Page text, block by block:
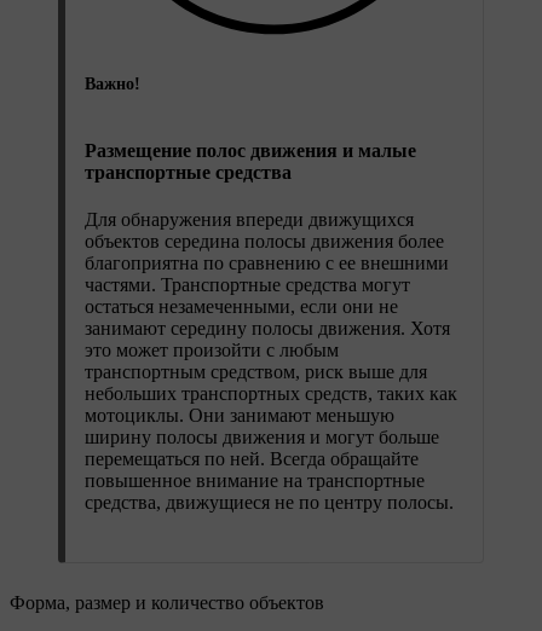
Важно!
Размещение полос движения и малые
транспортные средства
Для обнаружения впереди движущихся
объектов середина полосы движения более
благоприятна по сравнению с ее внешними
частями. Транспортные средства могут
остаться незамеченными, если они не
занимают середину полосы движения. Хотя
это может произойти с любым
транспортным средством, риск выше для
небольших транспортных средств, таких как
мотоциклы. Они занимают меньшую
ширину полосы движения и могут больше
перемещаться по ней. Всегда обращайте
повышенное внимание на транспортные
средства, движущиеся не по центру полосы.
Форма, размер и количество объектов